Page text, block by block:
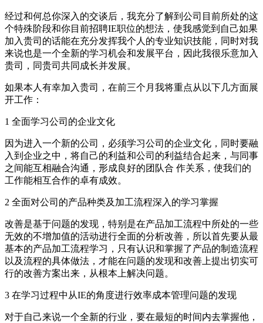
经过和何总你深入的交谈后，我充分了解到公司目前所处的这
个特殊阶段和你目前招聘IE职位的想法，使我感觉到自己如果
加入贵司的话能在充分发挥我个人的专业知识技能，同时对我
来说也是一个全新的学习机会和发展平台，因此我很乐意加入
贵司，同贵司共同成长并发展。
如果本人有幸加入贵司，在前三个月我将重点从以下几方面展
开工作：
1 全面学习公司的企业文化
因为进入一个新的公司，必须学习公司的企业文化，同时要融
入到企业之中，将自己的利益和公司的利益结合起来，与同事
之间能互相融合沟通，形成良好的团队合 作关系，使我们的
工作能相互合作的卓有成效。
2 全面对公司的产品种类及加工流程深入的学习掌握
改善是基于问题的发现，特别是在产品加工流程中所处的一些
无效的不增加值的活动进行全面的分析改善，所以首先要从最
基本的产品加工流程学习，只有认识和掌握了产品的制造流程
以及流程的具体做法，才能在问题的发现和改善上提出切实可
行的改善方案出来，从根本上解决问题。
3 在学习过程中从IE的角度进行效率成本管理问题的发现
对于自己来说一个全新的行业，要在最短的时间内去掌握他，